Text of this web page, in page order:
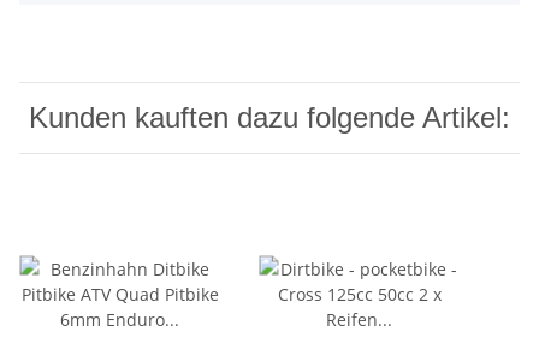
Kunden kauften dazu folgende Artikel: